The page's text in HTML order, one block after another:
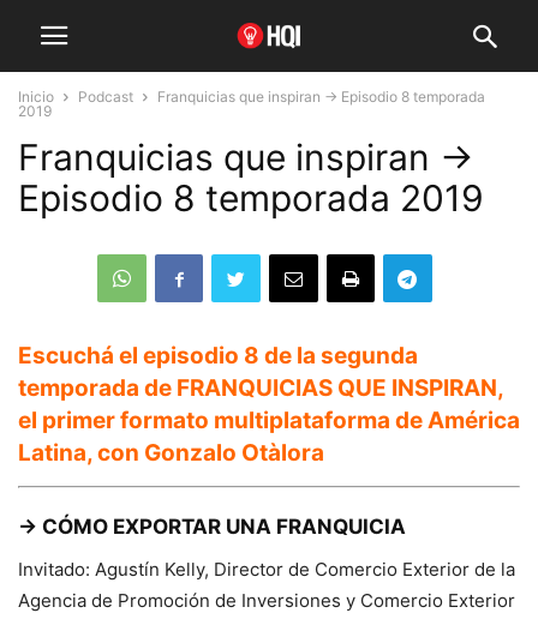
Inicio Podcast
Franquicias que inspiran → Episodio 8 temporada
2019
Franquicias que inspiran →
Episodio 8 temporada 2019
Escuchá el episodio 8 de la segunda
temporada de FRANQUICIAS QUE INSPIRAN,
el primer formato multiplataforma de América
Latina, con Gonzalo Otàlora
→ CÓMO EXPORTAR UNA FRANQUICIA
Invitado: Agustín Kelly, Director de Comercio Exterior de la
Agencia de Promoción de Inversiones y Comercio Exterior